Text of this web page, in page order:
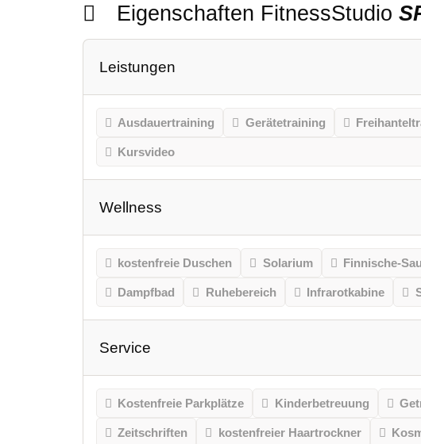
Eigenschaften FitnessStudio
Leistungen
Ausdauertraining Gerätetraining
Kursvideo
Wellness
kostenfreie Duschen Solarium Finnische-
Dampfbad Ruhebereich Infrarotkabine
Service
Kostenfreie Parkplätze Kinderbetreuung
Zeitschriften kostenfreier Haartrockner